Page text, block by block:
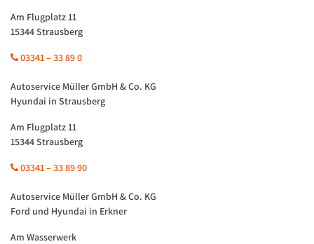
Am Flugplatz 11
15344 Strausberg
03341 – 33 89 0
Autoservice Müller GmbH & Co. KG
Hyundai in Strausberg
Am Flugplatz 11
15344 Strausberg
03341 – 33 89 90
Autoservice Müller GmbH & Co. KG
Ford und Hyundai in Erkner
Am Wasserwerk